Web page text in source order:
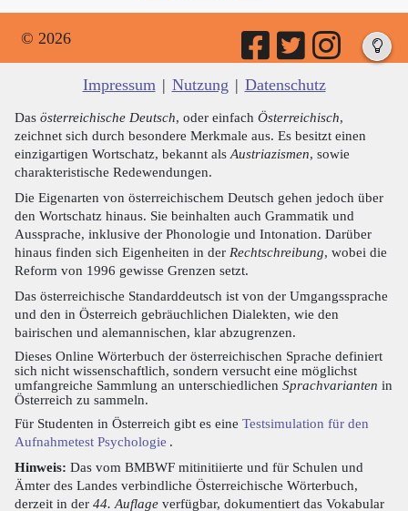
© 2026
Impressum | Nutzung | Datenschutz
Das österreichische Deutsch, oder einfach Österreichisch,
zeichnet sich durch besondere Merkmale aus. Es besitzt einen
einzigartigen Wortschatz, bekannt als Austriazismen, sowie
charakteristische Redewendungen.
Die Eigenarten von österreichischem Deutsch gehen jedoch über
den Wortschatz hinaus. Sie beinhalten auch Grammatik und
Aussprache, inklusive der Phonologie und Intonation. Darüber
hinaus finden sich Eigenheiten in der Rechtschreibung, wobei die
Reform von 1996 gewisse Grenzen setzt.
Das österreichische Standarddeutsch ist von der Umgangssprache
und den in Österreich gebräuchlichen Dialekten, wie den
bairischen und alemannischen, klar abzugrenzen.
Dieses Online Wörterbuch der österreichischen Sprache definiert
sich nicht wissenschaftlich, sondern versucht eine möglichst
umfangreiche Sammlung an unterschiedlichen Sprachvarianten in
Österreich zu sammeln.
Für Studenten in Österreich gibt es eine Testsimulation für den
Aufnahmetest Psychologie .
Hinweis: Das vom BMBWF mitinitiierte und für Schulen und
Ämter des Landes verbindliche Österreichische Wörterbuch,
derzeit in der 44. Auflage verfügbar, dokumentiert das Vokabular